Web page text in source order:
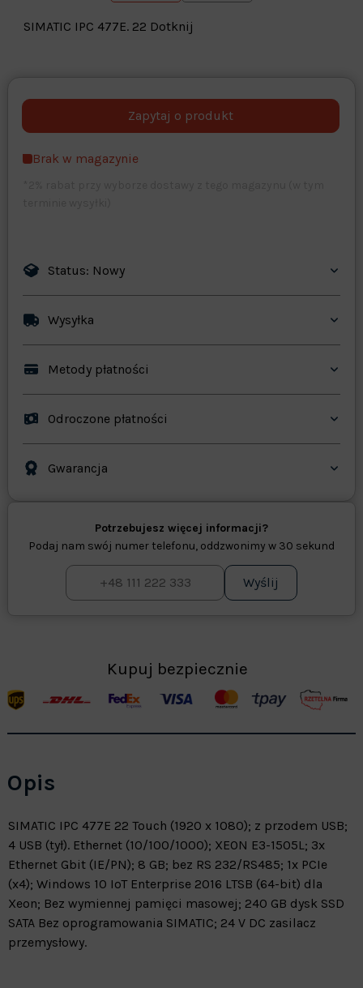
SIMATIC IPC 477E. 22 Dotknij
opcjonalne Maks. 250 znaków
Brak w magazynie
Status: Nowy
Wysyłka
Metody płatności
Odroczone płatności
Gwarancja
Potrzebujesz więcej informacji?
Podaj nam swój numer telefonu, oddzwonimy w 30 sekund
Wyślij
Kupuj bezpiecznie
Opis
SIMATIC IPC 477E 22 Touch (1920 x 1080); z przodem USB;
4 USB (tył). Ethernet (10/100/1000); XEON E3-1505L; 3x
Ethernet Gbit (IE/PN); 8 GB; bez RS 232/RS485; 1x PCIe
(x4); Windows 10 IoT Enterprise 2016 LTSB (64-bit) dla
Xeon; Bez wymiennej pamięci masowej; 240 GB dysk SSD
SATA Bez oprogramowania SIMATIC; 24 V DC zasilacz
przemysłowy.